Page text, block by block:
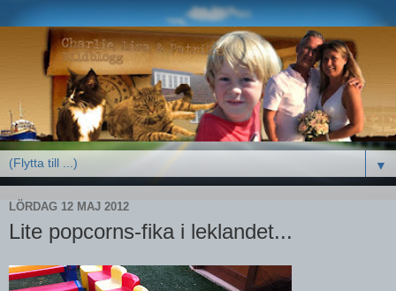
▼
LÖRDAG 12 MAJ 2012
Lite popcorns-fika i leklandet...